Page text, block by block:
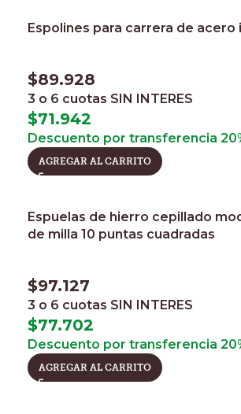
Espolines para carrera de acero
$89.928
3 o 6 cuotas SIN INTERES
$71.942
Descuento por transferencia
AGREGAR AL CARRITO
Espuelas de hierro cepillado
de milla 10 puntas cuadradas
$97.127
3 o 6 cuotas SIN INTERES
$77.702
Descuento por transferencia
AGREGAR AL CARRITO